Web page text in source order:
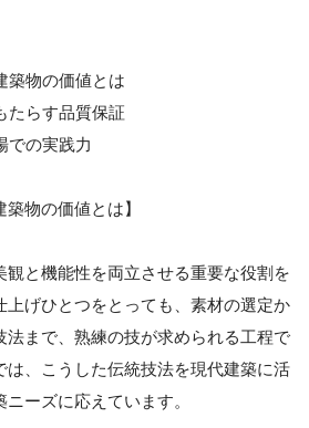
築物の価値とは
たらす品質保証
での実践力
築物の価値とは】
観と機能性を両立させる重要な役割を
上げひとつをとっても、素材の選定か
法まで、熟練の技が求められる工程で
は、こうした伝統技法を現代建築に活
ーズに応えています。